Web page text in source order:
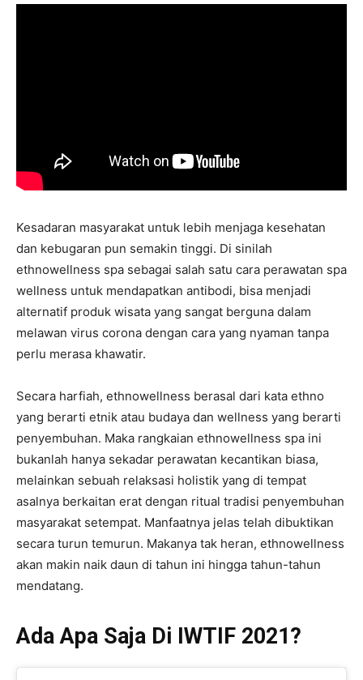
Kesadaran masyarakat untuk lebih menjaga kesehatan
dan kebugaran pun semakin tinggi. Di sinilah
ethnowellness spa sebagai salah satu cara perawatan spa
wellness untuk mendapatkan antibodi, bisa menjadi
alternatif produk wisata yang sangat berguna dalam
melawan virus corona dengan cara yang nyaman tanpa
perlu merasa khawatir.
Secara harfiah, ethnowellness berasal dari kata ethno
yang berarti etnik atau budaya dan wellness yang berarti
penyembuhan. Maka rangkaian ethnowellness spa ini
bukanlah hanya sekadar perawatan kecantikan biasa,
melainkan sebuah relaksasi holistik yang di tempat
asalnya berkaitan erat dengan ritual tradisi penyembuhan
masyarakat setempat. Manfaatnya jelas telah dibuktikan
secara turun temurun. Makanya tak heran, ethnowellness
akan makin naik daun di tahun ini hingga tahun-tahun
mendatang.
Ada Apa Saja Di IWTIF 2021?